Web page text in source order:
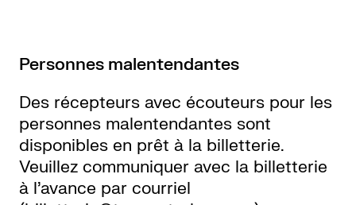
Personnes malentendantes
Des récepteurs avec écouteurs pour les
personnes malentendantes sont
disponibles en prêt à la billetterie.
Veuillez communiquer avec la billetterie
à l’avance par courriel